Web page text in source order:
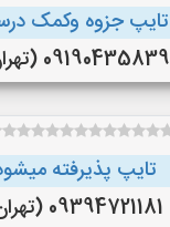
تایپ جزوه وکمک
09190435839 (تهران)
تایپ پذیرفته
09394721181 (تهران)